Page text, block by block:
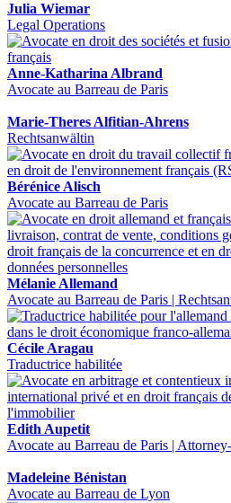
Julia Wiemar
Legal Operations
Anne-Katharina Albrand
Avocate au Barreau de Paris
Marie-Theres Alfitian-Ahrens
Rechtsanwältin
Bérénice Alisch
Avocate au Barreau de Paris
Mélanie Allemand
Avocate au Barreau de Paris |
Cécile Aragau
Traductrice habilitée
Edith Aupetit
Avocate au Barreau de Paris |
Madeleine Bénistan
Avocate au Barreau de Lyon